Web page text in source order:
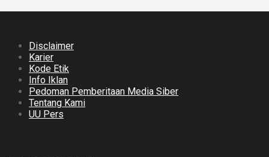
Disclaimer
Karier
Kode Etik
Info Iklan
Pedoman Pemberitaan Media Siber
Tentang Kami
UU Pers